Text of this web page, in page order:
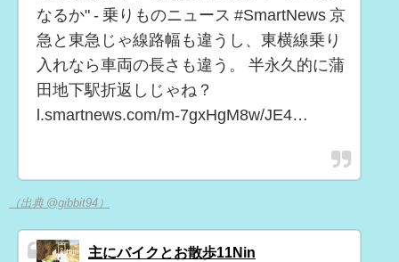
なるか" - 乗りものニュース #SmartNews 京
急と東急じゃ線路幅も違うし、東横線乗り
入れなら車両の長さも違う。 半永久的に蒲
田地下駅折返しじゃね？
l.smartnews.com/m-7gxHgM8w/JE4…
（出典 @gibbit94）
主にバイクとお散歩11Nin